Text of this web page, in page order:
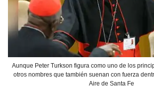
Aunque Peter Turkson figura como uno de los
otros nombres que también suenan con fuerza
Aire de Santa Fe